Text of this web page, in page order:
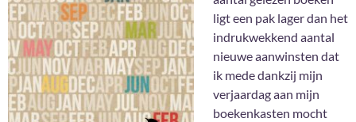
ligt een pak lager dan het
indrukwekkend aantal
nieuwe aanwinsten dat
ik mede dankzij mijn
verjaardag aan mijn
boekenkasten mocht